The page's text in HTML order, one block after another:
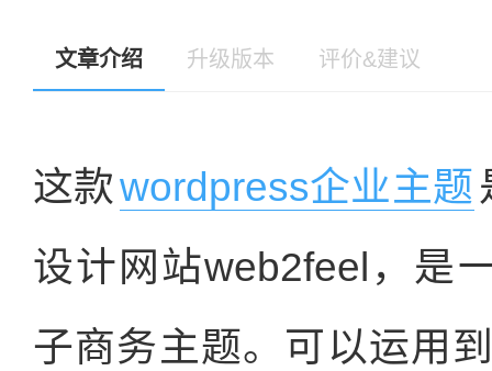
文章介绍 升级版本 评价&建议
这款wordpress企业主题
设计网站web2feel，是
子商务主题。可以运用